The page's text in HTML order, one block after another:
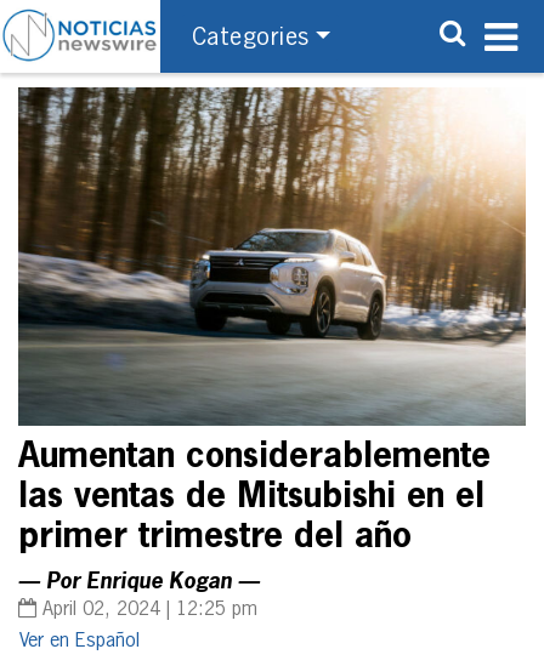
Categories
Aumentan considerablemente
las ventas de Mitsubishi en el
primer trimestre del año
— Por Enrique Kogan —
April 02, 2024 | 12:25 pm
Español